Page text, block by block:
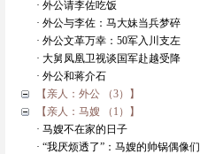
· 外公请李佐吃饭
· 外公与李佐：马大妹当兵梦碎
· 外公文革万幸：50军入川支左
· 大舅凤凰卫视谈国军赴越受降
· 外公和蒋介石
【亲人：外公 （3）】
【亲人：马嫂 （1）】
· 马嫂不在家的日子
· “我厌烦透了”：马嫂的帅锅偶像们